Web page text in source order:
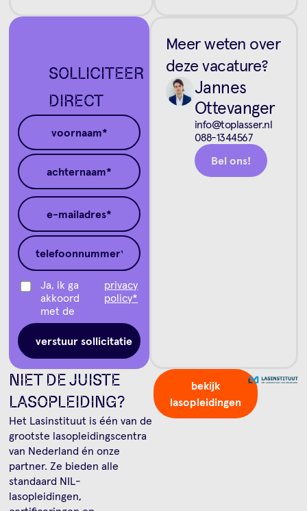
SOLLICITEER
DIRECT
Ja, ik ga
akkoord
met de
privacy
policy*
Meer weten over
deze vacature?
Jannes
Ottevanger
info@toplasser.nl
088-1344567
Bel ons!
NIET DE JUISTE
LASOPLEIDING?
Het Lasinstituut is één van de
grootste lasopleidingscentra
van Nederland én onze
partner. Ze bieden alle
standaard NIL-
lasopleidingen,
bekijk
lasopleidingen